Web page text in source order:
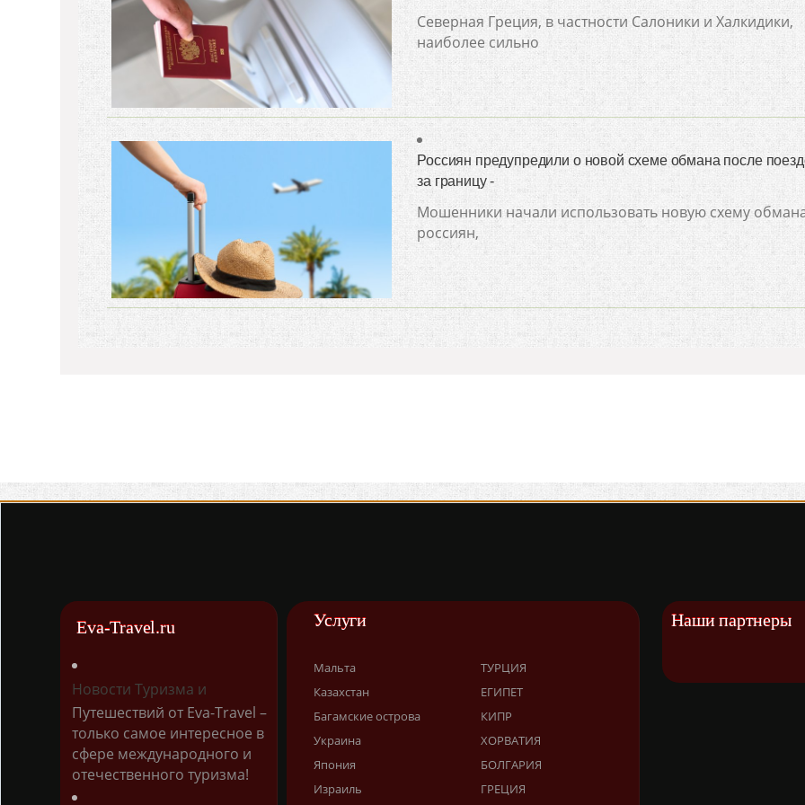
Северная Греция, в частности Салоники и Халкидики,
наиболее сильно
Россиян предупредили о новой схеме обмана после
за границу -
Мошенники начали использовать новую схему
россиян,
Eva-Travel.ru
Новости Туризма и
Путешествий от Eva-Travel –
только самое интересное в
сфере международного и
отечественного туризма!
Услуги
Мальта
Казахстан
Багамские острова
Украина
Япония
Израиль
ТУРЦИЯ
ЕГИПЕТ
КИПР
ХОРВАТИЯ
БОЛГАРИЯ
ГРЕЦИЯ
Наши партнеры